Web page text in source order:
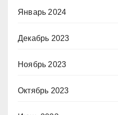
Январь 2024
Декабрь 2023
Ноябрь 2023
Октябрь 2023